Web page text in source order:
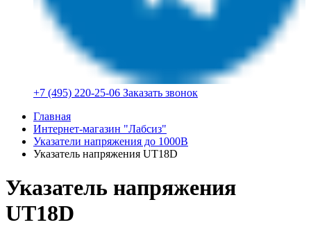
+7 (495) 220-25-06 Заказать звонок
Главная
Интернет-магазин "Лабсиз"
Указатели напряжения до 1000В
Указатель напряжения UT18D
Указатель напряжения
UT18D